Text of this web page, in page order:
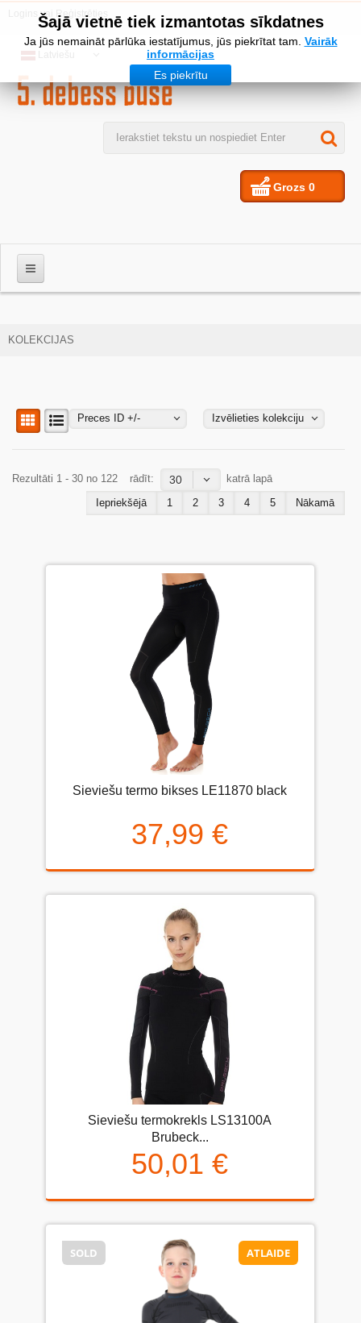
Šajā vietnē tiek izmantotas sīkdatnes
Ja jūs nemaināt pārlūka iestatījumus, jūs piekrītat tam. Vairāk
informācijas
Es piekrītu
vai Reģistrēties
Grozs 0
KOLEKCIJAS
Preces ID +/- Izvēlieties kolekciju
Rezultāti 1 - 30 no 122 rādīt: 30
katrā lapā
Iepriekšējā
1 2 3 4 5 Nākamā
Sieviešu termo bikses LE11870 black
37,99 €
Sieviešu termokrekls LS13100A
Brubeck...
50,01 €
SOLD ATLAIDE